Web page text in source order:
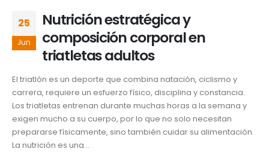
25
Jun
Nutrición estratégica y
composición corporal en
triatletas adultos
El triatlón es un deporte que combina natación, ciclismo y
carrera, requiere un esfuerzo físico, disciplina y constancia.
Los triatletas entrenan durante muchas horas a la semana y
exigen mucho a su cuerpo, por lo que no solo necesitan
prepararse físicamente, sino también cuidar su alimentación.
La nutrición es una...